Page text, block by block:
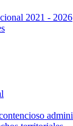
2021 - 2026